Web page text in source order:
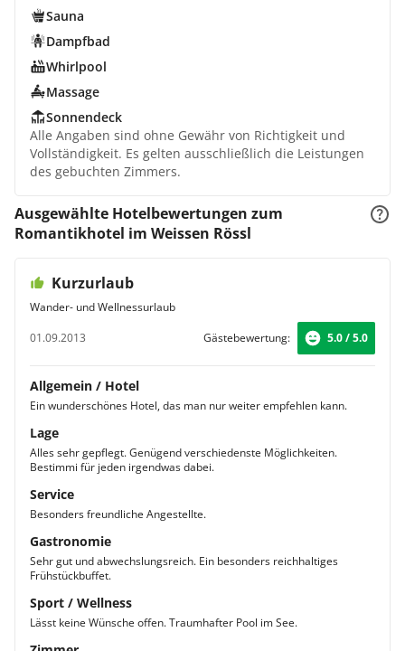
Sauna
Dampfbad
Whirlpool
Massage
Sonnendeck
Alle Angaben sind ohne Gewähr von Richtigkeit und
Vollständigkeit. Es gelten ausschließlich die Leistungen
des gebuchten Zimmers.
Ausgewählte Hotelbewertungen zum
Romantikhotel im Weissen Rössl
Kurzurlaub
Wander- und Wellnessurlaub
01.09.2013
Gästebewertung: 5.0 / 5.0
Allgemein / Hotel
Ein wunderschönes Hotel, das man nur weiter empfehlen kann.
Lage
Alles sehr gepflegt. Genügend verschiedenste Möglichkeiten.
Bestimmi für jeden irgendwas dabei.
Service
Besonders freundliche Angestellte.
Gastronomie
Sehr gut und abwechslungsreich. Ein besonders reichhaltiges
Frühstückbuffet.
Sport / Wellness
Lässt keine Wünsche offen. Traumhafter Pool im See.